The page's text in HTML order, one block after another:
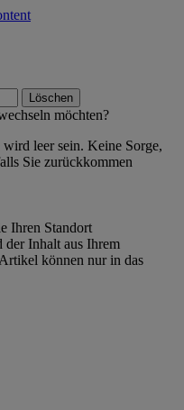
Löschen
möchten?
leer sein. Keine Sorge,
Sie zurückkommen
Ihren Standort
der Inhalt aus Ihrem
können nur in das